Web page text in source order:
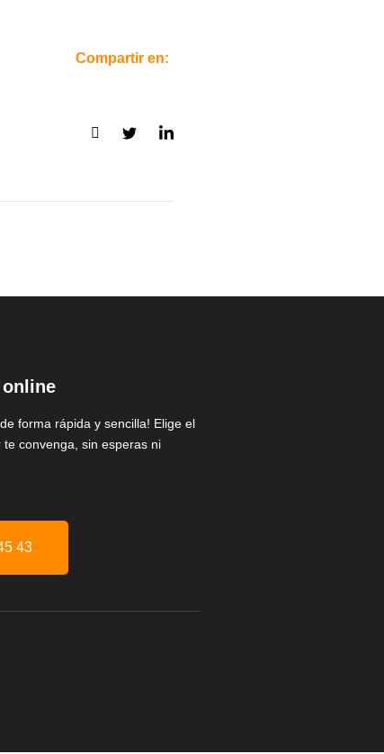
Compartir en:
forma rápida y sencilla! Elige el
convenga, sin esperas ni
43